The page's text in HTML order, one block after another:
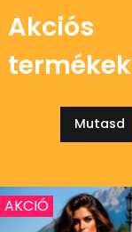
Akciós
termékek
Mutasd
AKCIÓ